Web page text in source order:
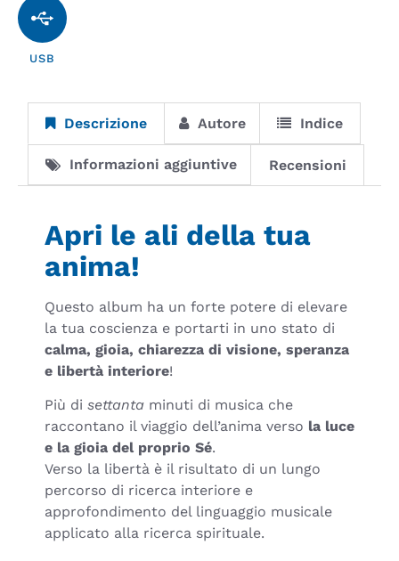
USB
Descrizione Autore Indice
Informazioni aggiuntive Recensioni
Apri le ali della tua
anima!
Questo album ha un forte potere di elevare
la tua coscienza e portarti in uno stato di
calma, gioia, chiarezza di visione, speranza
e libertà interiore!
Più di settanta minuti di musica che
raccontano il viaggio dell’anima verso la luce
e la gioia del proprio Sé.
Verso la libertà è il risultato di un lungo
percorso di ricerca interiore e
approfondimento del linguaggio musicale
applicato alla ricerca spirituale.